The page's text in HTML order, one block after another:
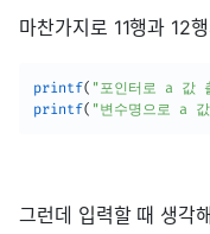
마찬가지로 11행과 12
printf( "포인터로 a 값
printf( "변수명으로 a
그런데 입력할 때 생각